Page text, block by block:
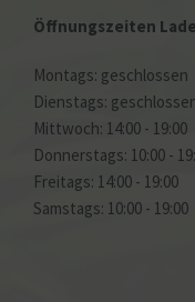
Öffnungszeiten
Montags: geschlossen
Dienstags:
Mittwoch: 14:00 - 19:00
Donnerstags: 10:00 -
Freitags: 14:00 - 19:00
Samstags: 10:00 - 19:00